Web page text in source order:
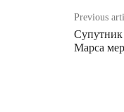
Previous
Супутник
Марса